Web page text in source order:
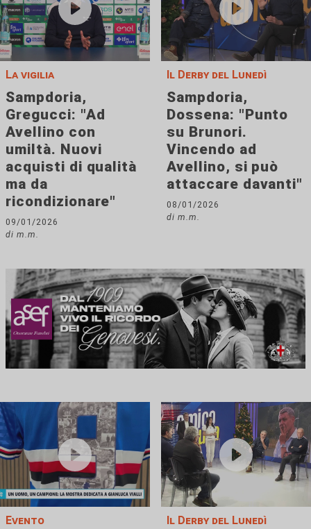
La vigilia
Sampdoria,
Gregucci: "Ad
Avellino con
umiltà. Nuovi
acquisti di qualità
ma da
ricondizionare"
09/01/2026
di m.m.
Il Derby del Lunedì
Sampdoria,
Dossena: "Punto
su Brunori.
Vincendo ad
Avellino, si può
attaccare davanti"
08/01/2026
di m.m.
Evento Il Derby del Lunedì